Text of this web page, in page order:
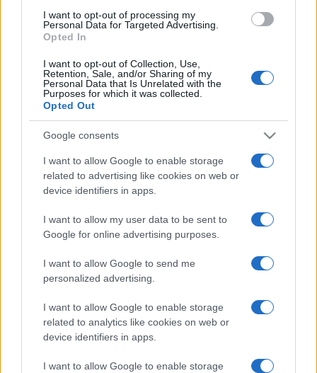
I want to opt-out of processing my
Personal Data for Targeted Advertising.
Opted In
I want to opt-out of Collection, Use,
Retention, Sale, and/or Sharing of my
Personal Data that Is Unrelated with the
Purposes for which it was collected.
Opted Out
Google consents
I want to allow Google to enable storage
related to advertising like cookies on web or
device identifiers in apps.
I want to allow my user data to be sent to
Google for online advertising purposes.
I want to allow Google to send me
personalized advertising.
I want to allow Google to enable storage
related to analytics like cookies on web or
device identifiers in apps.
I want to allow Google to enable storage
megalkothassák saját képregényüket.
Takács Elenonóra
az MKSZ elnökének elmondása szerint eddig több mint száz
digitális formában elküldik a látogatók képregényeit.
Az Iparművészeti Múzeum (IMM) az art deco jegyében
nyitott kreatív műhelyt: itt plexiékszereket készíthetnek,
vagy szitanyomással az IMM gyűjteményéből vett mintákkal
díszíthetik ruhadarabjaikat a szigetelők.
A Magyar Fotográfusok Háza - Mai Manó Ház a Sziget
mindennapjait 1993 óta dokumentálóBenkő ImreWorld
fesztiválra.
A Kresz Géza Mentőmúzeum sátra előtt egy hetvenes
évekbeli UAZ mentőautóba is be lehet feküdni, aki azonban
mentőorvosok segítségével egy bábun a reanimációt is